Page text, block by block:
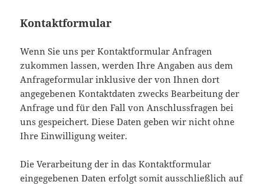
Kontaktformular
Wenn Sie uns per Kontaktformular Anfragen
zukommen lassen, werden Ihre Angaben aus dem
Anfrageformular inklusive der von Ihnen dort
angegebenen Kontaktdaten zwecks Bearbeitung der
Anfrage und für den Fall von Anschlussfragen bei
uns gespeichert. Diese Daten geben wir nicht ohne
Ihre Einwilligung weiter.
Die Verarbeitung der in das Kontaktformular
eingegebenen Daten erfolgt somit ausschließlich auf